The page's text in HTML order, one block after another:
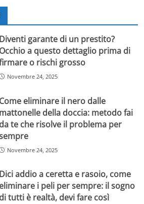
sono un assegno pensionistico
unamaggiorazione
che rispettanospecifici
età. Questa misura è volta a
di sostentamento
insufficienti o redditi
minima aggiornata a 735
il rispetto di alcuni criteri
e più importante riguarda l’età
deve aver compiuto almeno
è stato confermato anche per il
i pensionati più anziani, che
difficoltà economiche.
Diventi garante di un prestito?
Occhio a questo dettaglio prima di
o rischi grosso
Novembre 24, 2025
Come eliminare il nero dalle
mattonelle della doccia: metodo fai
da te che risolve il problema per
Novembre 24, 2025
Dici addio a ceretta e rasoio, come
eliminare i peli per sempre: il sogno
di tutti è realtà, devi fare così